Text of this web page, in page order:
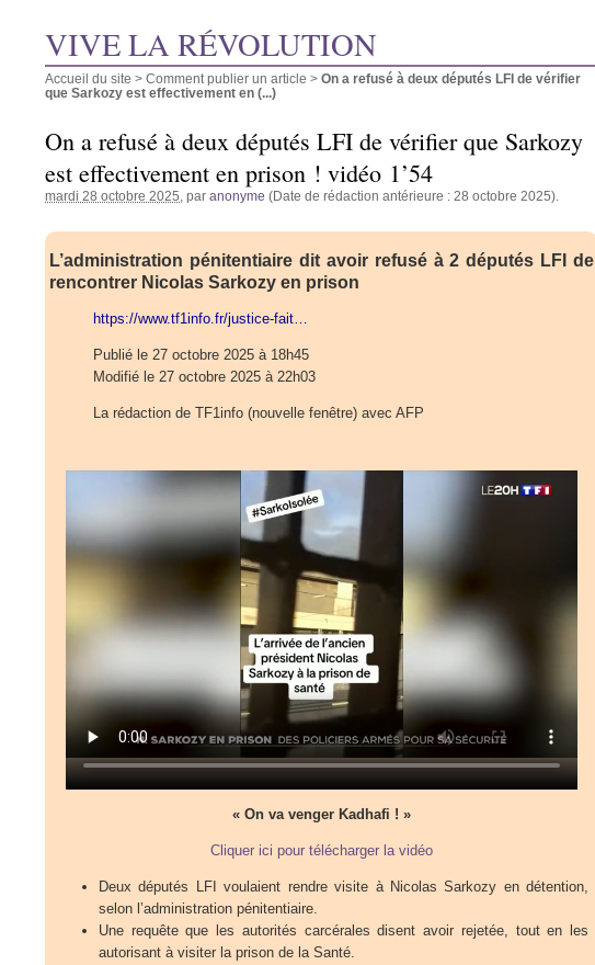
VIVE LA RÉVOLUTION
Accueil du site > Comment publier un article > On a refusé à deux députés LFI de vérifier
que Sarkozy est effectivement en (...)
On a refusé à deux députés LFI de vérifier que Sarkozy
est effectivement en prison ! vidéo 1’54
mardi 28 octobre 2025 , par anonyme (Date de rédaction antérieure : 28 octobre 2025).
L’administration pénitentiaire dit avoir refusé à 2 députés LFI de
rencontrer Nicolas Sarkozy en prison
https://www.tf1info.fr/justice-fait…
Publié le 27 octobre 2025 à 18h45
Modifié le 27 octobre 2025 à 22h03
La rédaction de TF1info (nouvelle fenêtre) avec AFP
« On va venger Kadhafi ! »
Cliquer ici pour télécharger la vidéo
Deux députés LFI voulaient rendre visite à Nicolas Sarkozy en détention,
selon l’administration pénitentiaire.
Une requête que les autorités carcérales disent avoir rejetée, tout en les
autorisant à visiter la prison de la Santé.